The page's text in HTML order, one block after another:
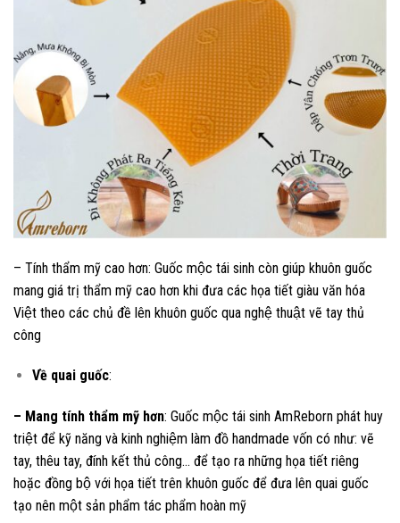
– Tính thẩm mỹ cao hơn: Guốc mộc tái sinh còn giúp khuôn guốc
mang giá trị thẩm mỹ cao hơn khi đưa các họa tiết giàu văn hóa
Việt theo các chủ đề lên khuôn guốc qua nghệ thuật vẽ tay thủ
công
Về quai guốc:
– Mang tính thẩm mỹ hơn: Guốc mộc tái sinh AmReborn phát huy
triệt để kỹ năng và kinh nghiệm làm đồ handmade vốn có như: vẽ
tay, thêu tay, đính kết thủ công… để tạo ra những họa tiết riêng
hoặc đồng bộ với họa tiết trên khuôn guốc để đưa lên quai guốc
tạo nên một sản phẩm tác phẩm hoàn mỹ